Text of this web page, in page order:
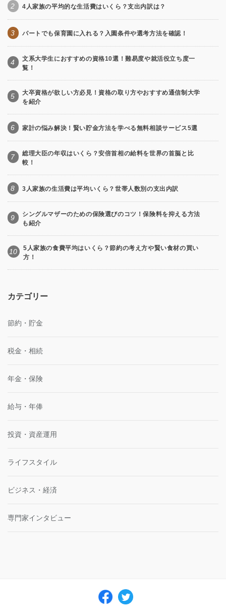
2 4人家族の平均的な生活費はいくら？支出内訳は？
3 パートでも保育園に入れる？入園条件や選考方法を確認！
4
文系大学生におすすめの資格10選！難易度や就活役立ち度一
覧！
5
大卒資格が欲しい方必見！資格の取り方やおすすめ通信制大学
を紹介
6 家計の悩み解決！賢い貯金方法を学べる無料相談サービス5選
7
総理大臣の年収はいくら？安倍首相の給料を世界の首脳と比
較！
8 3人家族の生活費は平均いくら？世帯人数別の支出内訳
9
シングルマザーのための保険選びのコツ！保険料を抑える方法
も紹介
10
5人家族の食費平均はいくら？節約の考え方や賢い食材の買い
方！
カテゴリー
節約・貯金
税金・相続
年金・保険
給与・年俸
投資・資産運用
ライフスタイル
ビジネス・経済
専門家インタビュー